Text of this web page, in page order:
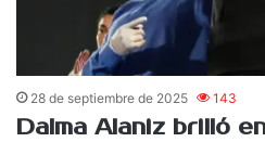
28 de septiembre de 2025 143
Dalma Alaniz brilló